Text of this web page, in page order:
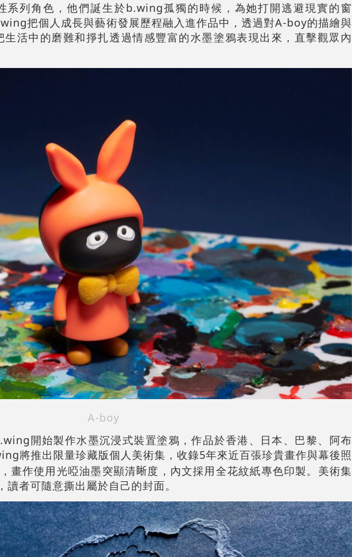
列角色，他們誕生於b.wing孤獨的時候，為她打開逃避現實的窗
把個人成長與藝術發展歷程融入進作品中，透過對A-boy的描繪與
活中的磨難和掙扎透過情感豐富的水墨塗鴉表現出來，直擊觀眾內
A-boy
開始製作水墨沉浸式裝置塗鴉，作品於香港、日本、巴黎、阿布
將推出限量珍藏版個人美術集，收錄5年來近百張珍貴畫作與幕後照
畫作使用光啞油墨突顯清𥇦度，內文採用全花紋紙專色印製。美術集
者可隨意撕出屬於自己的封面。